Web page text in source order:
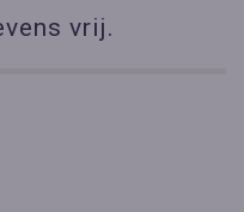
vrij.